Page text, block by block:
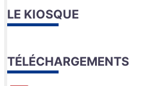
LE KIOSQUE
TÉLÉCHARGEMENTS